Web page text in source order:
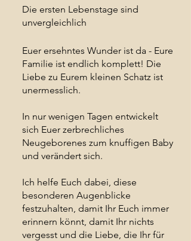
Die ersten Lebenstage sind
unvergleichlich
Euer ersehntes Wunder ist da - Eure
Familie ist endlich komplett! Die
Liebe zu Eurem kleinen Schatz ist
unermesslich.
In nur wenigen Tagen entwickelt
sich Euer zerbrechliches
Neugeborenes zum knuffigen Baby
und verändert sich.
Ich helfe Euch dabei, diese
besonderen Augenblicke
festzuhalten, damit Ihr Euch immer
erinnern könnt, damit Ihr nichts
vergesst und die Liebe, die Ihr für